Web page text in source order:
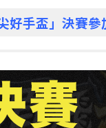
好手盃」決賽參